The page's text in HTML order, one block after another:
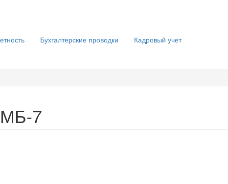
Бухгалтерские проводки
Кадровый учет
7